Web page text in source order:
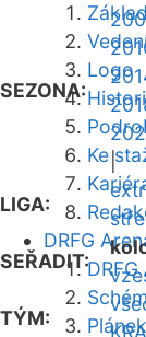
Logo
Ke
DRFG
DRFG
SEZONA:
|
LIGA:
SEŘADIT:
TÝM:
KRA